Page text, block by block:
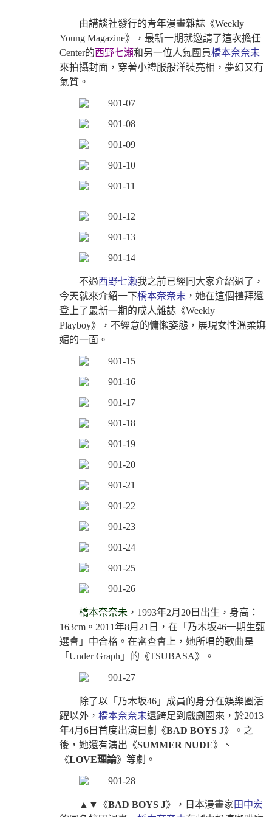
由講談社發行的青年漫畫雜誌《Weekly
Young Magazine》，最新一期就邀請了這次擔任
Center的西野七瀬和另一位人氣團員橋本奈奈未
來拍攝封面，穿著小禮服般洋裝亮相，夢幻又有
氣質。
不過西野七瀬我之前已經同大家介紹過了，
今天就來介紹一下橋本奈奈未 ，她在這個禮拜還
登上了最新一期的成人雜誌《Weekly
Playboy》，不經意的慵懶姿態，展現女性溫柔嫵
媚的一面。
橋本奈奈未 ，1993年2月20日出生，身高：
163cm。2011年8月21日，在「乃木坂46一期生甄
選會」中合格。在審查會上，她所唱的歌曲是
「Under Graph」的《TSUBASA》。
除了以「乃木坂46」成員的身分在娛樂圈活
躍以外， 橋本奈奈未還跨足到戲劇圈來，於2013
年4月6日首度出演日劇《BAD BOYS J》。之
後，她還有演出《SUMMER NUDE》、
《LOVE理論》等劇。
▲▼《BAD BOYS J》，日本漫畫家田中宏